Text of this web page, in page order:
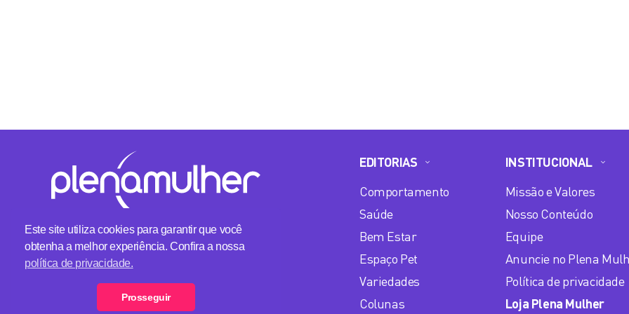
Este site utiliza cookies para garantir que você
obtenha a melhor experiência. Confira a nossa
política de privacidade.
Prosseguir
Plena Mulher - Um lugar feminino
Telefone:(11) 2369-0000
Formulário de Contato
EDITORIAS
Comportamento
Saúde
Bem Estar
Espaço Pet
Variedades
Colunas
INSTITUCIONAL
Missão e Valores
Nosso Conteúdo
Equipe
Anuncie no Plena
Política de privacidade
Loja Plena Mulher